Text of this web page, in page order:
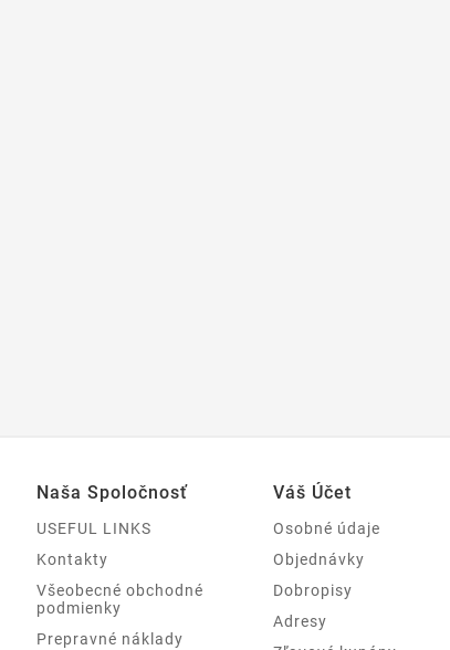
Naša Spoločnosť
USEFUL LINKS
Kontakty
Všeobecné obchodné
podmienky
Prepravné náklady
Váš Účet
Osobné údaje
Objednávky
Dobropisy
Adresy